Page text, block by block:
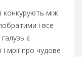
конкурують між
і все
є
мрії про чудове